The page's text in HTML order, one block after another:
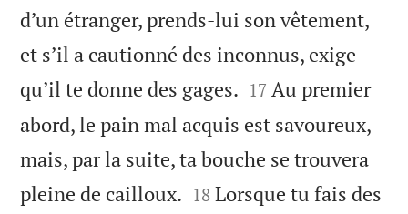
d’un étranger, prends-lui son vêtement,
et s’il a cautionné des inconnus, exige
qu’il te donne des gages. 

17 Au premier
abord, le pain mal acquis est savoureux,
mais, par la suite, ta bouche se trouvera
pleine de cailloux. 

18 Lorsque tu fais des